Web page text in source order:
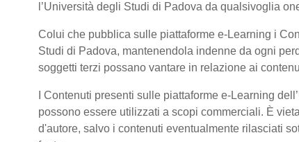
l’Università degli Studi di Padova da qualsivoglia
Colui che pubblica sulle piattaforme e-Learning i
Studi di Padova, mantenendola indenne da ogni
soggetti terzi possano vantare in relazione ai
I Contenuti presenti sulle piattaforme e-Learning
possono essere utilizzati a scopi commerciali. È
d'autore, salvo i contenuti eventualmente rilasciati